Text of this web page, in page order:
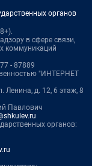
органов
в сфере связи,
коммуникаций
- 87889
"ИНТЕРНЕТ
Ленина, д. 12, 6 этаж, 8
Павлович
органов: